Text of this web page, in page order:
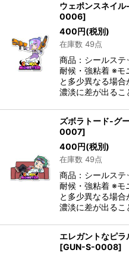
ウェポンスネイ
0006]
400円(税別)
在庫数 49点
商品：シールステ
耐候・強粘着 ※モ
と多少異なる場
濃淡に差が出るこ
ズボラトード-グ
0007]
400円(税別)
在庫数 49点
商品：シールステ
耐候・強粘着 ※モ
と多少異なる場
濃淡に差が出るこ
エレガントなピ
[GUN-S-0008]